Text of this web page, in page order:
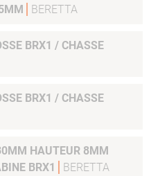
BERETTA
BRX1 / CHASSE
BRX1 / CHASSE
HAUTEUR 8MM
BRX1
BERETTA